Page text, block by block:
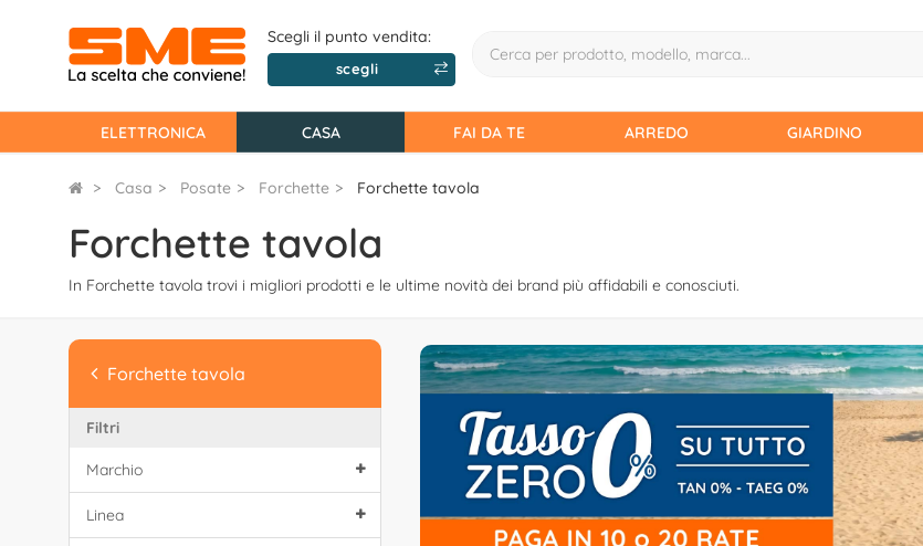
Scegli il punto vendita:
scegli
ELETTRONICA CASA FAI DA TE ARREDO GIARDINO
Casa Posate Forchette Forchette tavola
Forchette tavola
In Forchette tavola trovi i migliori prodotti e le ultime novità dei brand più affidabili e conosciuti.
Forchette tavola
Filtri
Marchio
Linea